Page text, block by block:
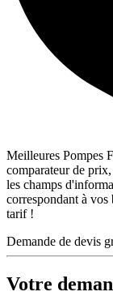
Meilleures Pompes
comparateur de
les champs
correspondant à
tarif !
Demande de devis
Votre